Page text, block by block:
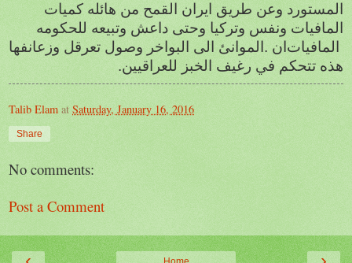
كميات هائله من القمح
المستورد وعن طريق ايران
وتركيا وحتى داعش وتبيعه للحكومه ونفس المافيات
وزعانفها تعرقل وصول البواخر الى الموانئ . ان المافيات
هذه تتحكم في رغيف الخبز للعراقيين.
Talib Elam at Saturday, January 16, 2016
Share
No comments:
Post a Comment